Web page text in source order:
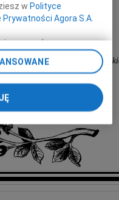
z Platformy
wPolityce
Agora S.A.
zgodę na
typu cookie
i Agora S.A.
plików cookie,
Twoimi
poprzez
w stopce serwisu i
zaawansowane”.
jest także za